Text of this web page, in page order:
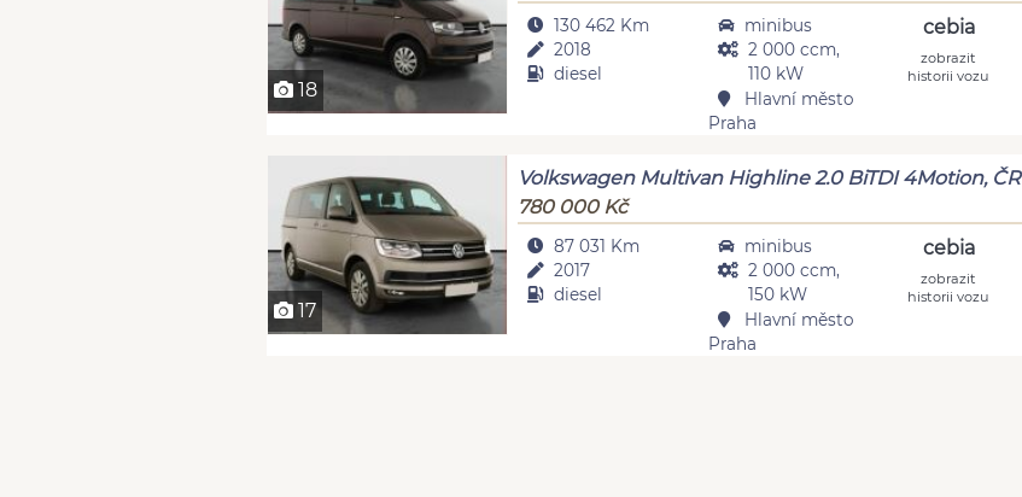
18
130 462 Km
2018
diesel
minibus
2 000 ccm,
110 kW
Hlavní město
Praha
cebia
zobrazit
historii vozu
17
Volkswagen Multivan Highline 2.0 BiTDI 4Motion, ČR
780 000 Kč
87 031 Km
2017
diesel
minibus
2 000 ccm,
150 kW
Hlavní město
Praha
cebia
zobrazit
historii vozu